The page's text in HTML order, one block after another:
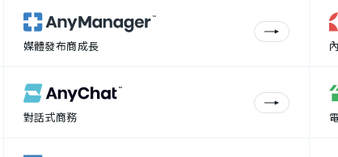
媒體發布商成長
對話式商務